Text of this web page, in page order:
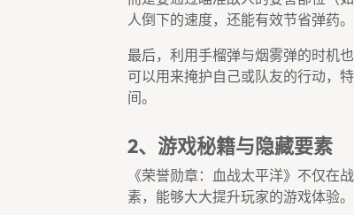
人倒下的速度，还能有效节省弹药。
最后，利用手榴弹与烟雾弹的时机
可以用来掩护自己或队友的行动，
间。
2、游戏秘籍与隐藏要素
《荣誉勋章：血战太平洋》不仅在
素，能够大大提升玩家的游戏体验